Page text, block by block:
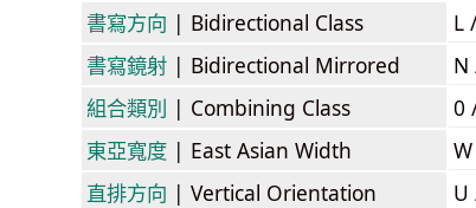
書寫方向 | Bidirectional Class
L
書寫鏡射 | Bidirectional Mirrored
N
組合類別 | Combining Class
0
東亞寬度 | East Asian Width
直排方向 | Vertical Orientation U